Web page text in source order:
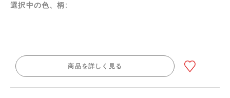
選択中の色、柄:
商品を詳しく見る